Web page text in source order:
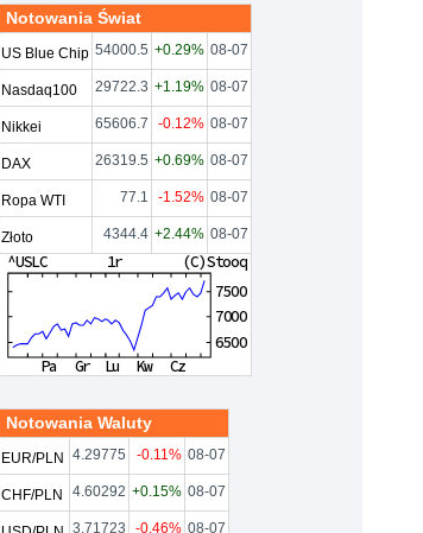
Notowania Świat
US Blue Chip 54000.5 +0.29% 08-07
Nasdaq100 29722.3 +1.19% 08-07
Nikkei 65606.7 -0.12% 08-07
DAX 26319.5 +0.69% 08-07
Ropa WTI 77.1 -1.52% 08-07
Złoto 4344.4 +2.44% 08-07
Notowania Waluty
EUR/PLN 4.29775 -0.11% 08-07
CHF/PLN 4.60292 +0.15% 08-07
3.71723 -0.46% 08-07